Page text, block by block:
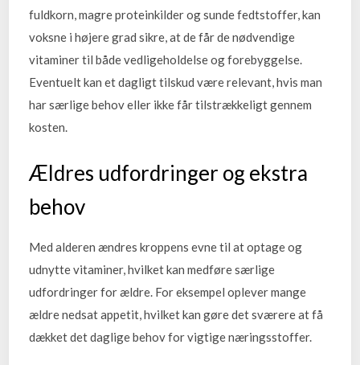
fuldkorn, magre proteinkilder og sunde fedtstoffer, kan
voksne i højere grad sikre, at de får de nødvendige
vitaminer til både vedligeholdelse og forebyggelse.
Eventuelt kan et dagligt tilskud være relevant, hvis man
har særlige behov eller ikke får tilstrækkeligt gennem
kosten.
Ældres udfordringer og ekstra
behov
Med alderen ændres kroppens evne til at optage og
udnytte vitaminer, hvilket kan medføre særlige
udfordringer for ældre. For eksempel oplever mange
ældre nedsat appetit, hvilket kan gøre det sværere at få
dækket det daglige behov for vigtige næringsstoffer.